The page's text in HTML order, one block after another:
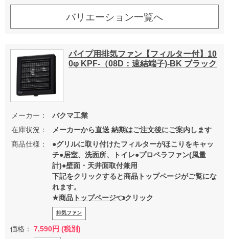
バリエーション一覧へ
パイプ用排気ファン【フィルター付】10
0φ KPF-（08D：速結端子)-BK ブラック
メーカー：
バクマ工業
在庫状況：
メーカーから直送 納期はご注文後にご案内します
商品仕様：
●グリルに取り付けたフィルターがほこりをキャッ
チ●居室、洗面所、トイレ●プロペラファン(風量
計)●壁面・天井面取付兼用
下記をクリックすると商品トップページがご覧にな
れます。
★商品トップページ👈クリック
排気ファン
価格： 7,590円 (税別)